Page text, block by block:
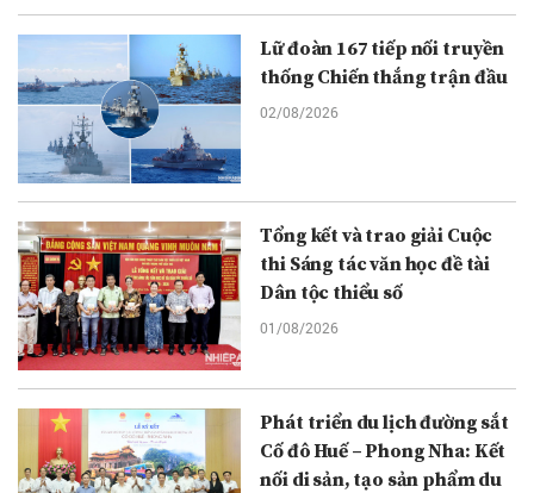
Lữ đoàn 167 tiếp nối truyền
thống Chiến thắng trận đầu
02/08/2026
Tổng kết và trao giải Cuộc
thi Sáng tác văn học đề tài
Dân tộc thiểu số
01/08/2026
Phát triển du lịch đường sắt
Cố đô Huế – Phong Nha: Kết
nối di sản, tạo sản phẩm du